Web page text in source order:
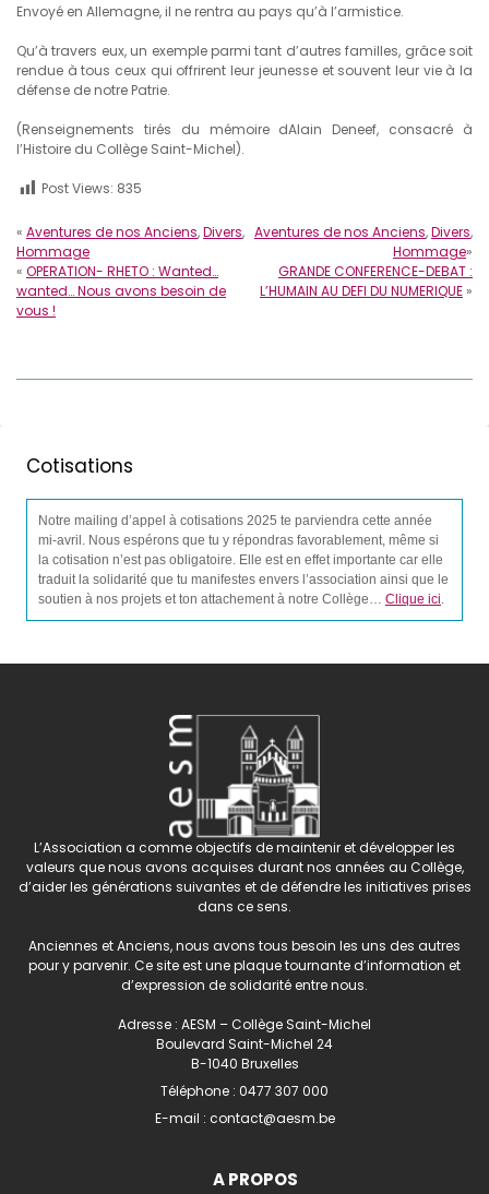
Envoyé en Allemagne, il ne rentra au pays qu’à l’armistice.
Qu’à travers eux, un exemple parmi tant d’autres familles, grâce soit
rendue à tous ceux qui offrirent leur jeunesse et souvent leur vie à la
défense de notre Patrie.
(Renseignements tirés du mémoire dAlain Deneef, consacré à
l’Histoire du Collège Saint-Michel).
Post Views: 835
« Aventures de nos Anciens,Divers,
Hommage
« OPERATION- RHETO : Wanted…
wanted… Nous avons besoin de
vous !
Aventures de nos Anciens,Divers,
Hommage»
GRANDE CONFERENCE-DEBAT :
L’HUMAIN AU DEFI DU NUMERIQUE »
Cotisations
Notre mailing d’appel à cotisations 2025 te parviendra cette année
mi-avril. Nous espérons que tu y répondras favorablement, même si
la cotisation n’est pas obligatoire. Elle est en effet importante car elle
traduit la solidarité que tu manifestes envers l’association ainsi que le
soutien à nos projets et ton attachement à notre Collège… Clique ici
L’Association a comme objectifs de maintenir et développer les
valeurs que nous avons acquises durant nos années au Collège,
d’aider les générations suivantes et de défendre les initiatives prises
dans ce sens.
Anciennes et Anciens, nous avons tous besoin les uns des autres
pour y parvenir. Ce site est une plaque tournante d’information et
d’expression de solidarité entre nous.
Adresse : AESM – Collège Saint-Michel
Boulevard Saint-Michel 24
B-1040 Bruxelles
Téléphone : 0477 307 000
E-mail : contact@aesm.be
A PROPOS